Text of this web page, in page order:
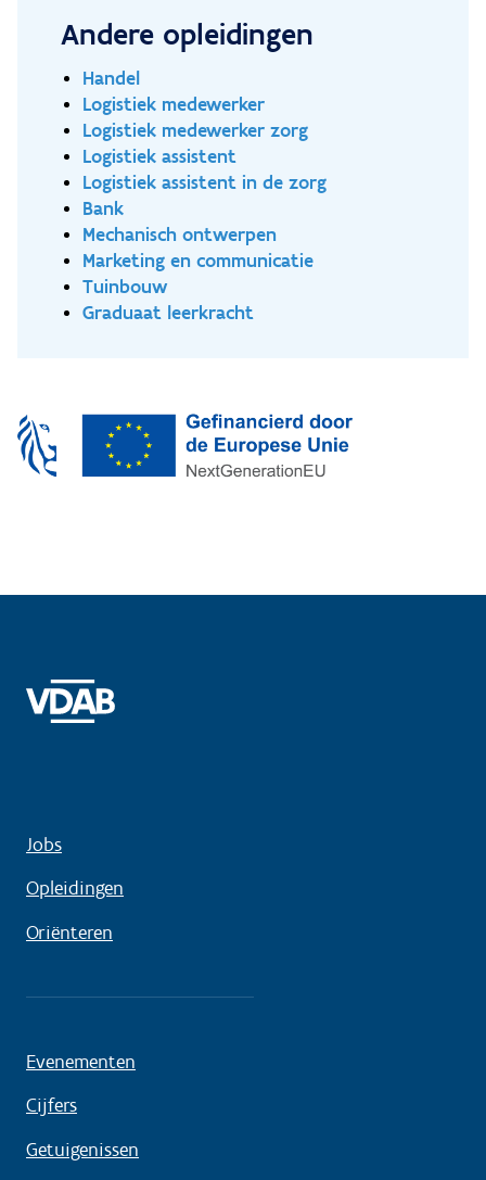
opleiding?** - De opleiding heeft een maximale
opleidingsduur van 2 jaar. Deze duur is
afhankelijk van de plaats waar je de opleiding
volgt.
Andere opleidingen
Handel
Logistiek medewerker
Logistiek medewerker zorg
Logistiek assistent
Logistiek assistent in de zorg
Bank
Mechanisch ontwerpen
Marketing en communicatie
Tuinbouw
Graduaat leerkracht
Jobs
Opleidingen
Oriënteren
Evenementen
Cijfers
Getuigenissen